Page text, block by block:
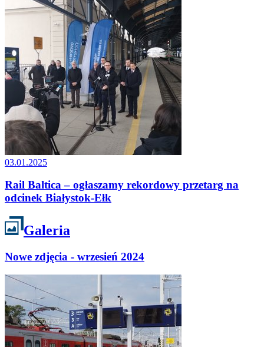
03.01.2025
Rail Baltica – ogłaszamy rekordowy przetarg na
odcinek Białystok-Ełk
Galeria
Nowe zdjęcia - wrzesień 2024